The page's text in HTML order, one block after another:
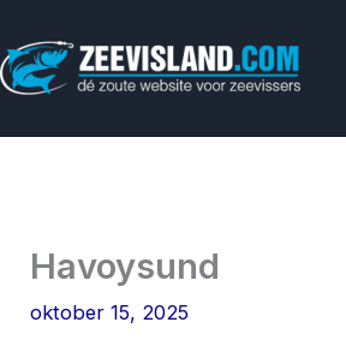
naar
de
Havoysund
oktober 15, 2025